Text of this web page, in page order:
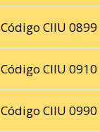
Código CIIU 0899
Código CIIU 0910
Código CIIU 0990